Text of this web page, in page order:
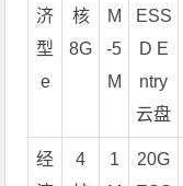
济
型
e
核
8G
M
-5
M
ESS
D E
ntry
云盘
经
4
1
20G